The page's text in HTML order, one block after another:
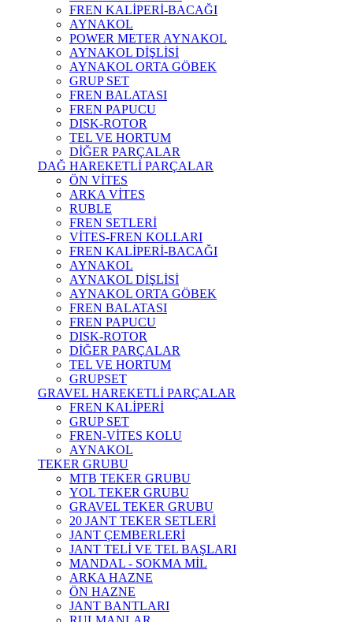
FREN KALİPERİ-BACAĞI
AYNAKOL
POWER METER AYNAKOL
AYNAKOL DİŞLİSİ
AYNAKOL ORTA GÖBEK
GRUP SET
FREN BALATASI
FREN PAPUCU
DISK-ROTOR
TEL VE HORTUM
DİĞER PARÇALAR
DAĞ HAREKETLİ PARÇALAR
ÖN VİTES
ARKA VİTES
RUBLE
FREN SETLERİ
VİTES-FREN KOLLARI
FREN KALİPERİ-BACAĞI
AYNAKOL
AYNAKOL DİŞLİSİ
AYNAKOL ORTA GÖBEK
FREN BALATASI
FREN PAPUCU
DISK-ROTOR
DİĞER PARÇALAR
TEL VE HORTUM
GRUPSET
GRAVEL HAREKETLİ PARÇALAR
FREN KALİPERİ
GRUP SET
FREN-VİTES KOLU
AYNAKOL
TEKER GRUBU
MTB TEKER GRUBU
YOL TEKER GRUBU
GRAVEL TEKER GRUBU
20 JANT TEKER SETLERİ
JANT ÇEMBERLERİ
JANT TELİ VE TEL BAŞLARI
MANDAL - SOKMA MİL
ARKA HAZNE
ÖN HAZNE
JANT BANTLARI